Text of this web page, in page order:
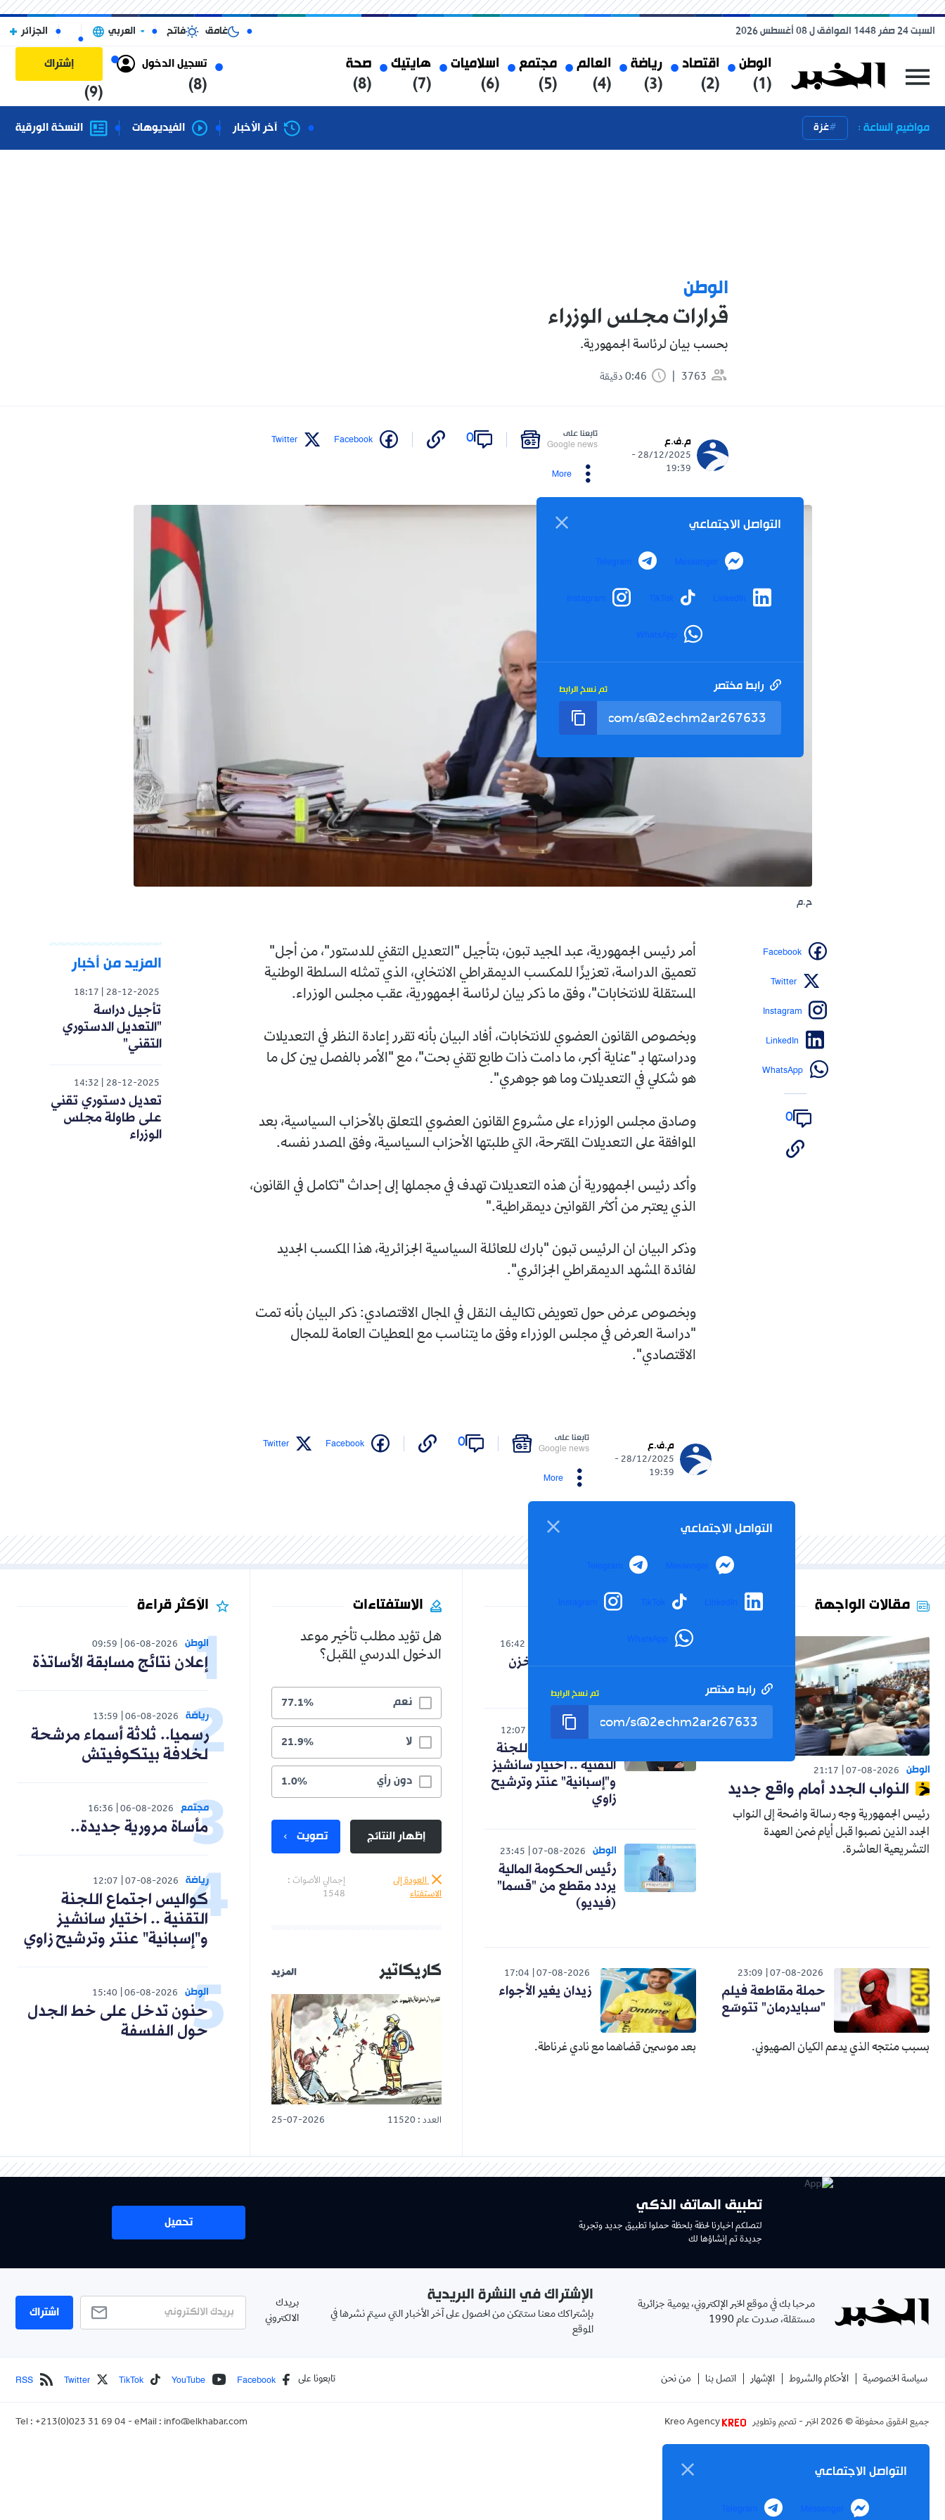
الوطن
(1)
اقتصاد
(2)
رياضة
(3)
العالم
(4)
مجتمع
(5)
اسلاميات
(6)
هايتيك
(7)
صحة
(8)
تسجيل الدخول
(8)
إشتراك
(9)
السبت 24 صفر 1448 الموافق ل 08 أغسطس 2026 غامق فاتح العربي الجزائر
مواضيع الساعة : غزة آخر الأخبار الفيديوهات النسخة الورقية
الوطن
قرارات مجلس الوزراء
بحسب بيان لرئاسة الجمهورية.
3763
م.ف.ع
28/12/2025 -
19:39
تابعنا على
Google news
0
Facebook
Twitter
More
التواصل الاجتماعي
Messenger
Telegram
LinkedIn
TikTok
Instagram
WhatsApp
رابط مختصر تم نسخ الرابط
ح.م
أمر رئيس الجمهورية، عبد المجيد تبون، بتأجيل "التعديل التقني للدستور"، من أجل"
تعميق الدراسة، تعزيزًا للمكسب الديمقراطي الانتخابي، الذي تمثله السلطة الوطنية
المستقلة للانتخابات"، وفق ما ذكر بيان لرئاسة الجمهورية، عقب مجلس الوزراء.
وبخصوص القانون العضوي للانتخابات، أفاد البيان بأنه تقرر إعادة النظر في التعديلات
ودراستها بـ "عناية أكبر، ما دامت ذات طابع تقني بحت"، مع "الأمر بالفصل بين كل ما
هو شكلي في التعديلات وما هو جوهري".
وصادق مجلس الوزراء على مشروع القانون العضوي المتعلق بالأحزاب السياسية، بعد
الموافقة على التعديلات المقترحة، التي طلبتها الأحزاب السياسية، وفق المصدر نفسه.
وأكد رئيس الجمهورية أن هذه التعديلات تهدف في مجملها إلى إحداث "تكامل في القانون،
الذي يعتبر من أكثر القوانين ديمقراطية."
وذكر البيان ان الرئيس تبون "بارك للعائلة السياسية الجزائرية، هذا المكسب الجديد
لفائدة المشهد الديمقراطي الجزائري".
وبخصوص عرض حول تعويض تكاليف النقل في المجال الاقتصادي: ذكر البيان بأنه تمت
"دراسة العرض في مجلس الوزراء وفق ما يتناسب مع المعطيات العامة للمجال
الاقتصادي".
Facebook
Twitter
Instagram
LinkedIn
WhatsApp
0
المزيد من أخبار
28-12-2025
18:17
تأجيل دراسة
"التعديل الدستوري
التقني"
28-12-2025
14:32
تعديل دستوري تقني
على طاولة مجلس
الوزراء
م.ف.ع
28/12/2025 -
19:39
تابعنا على
Google news
0
Facebook
Twitter
More
التواصل الاجتماعي
Messenger
Telegram
LinkedIn
TikTok
Instagram
WhatsApp
رابط مختصر تم نسخ الرابط
مقالات الواجهة
الوطن 07-08-2026
21:17
النواب الجدد أمام واقع جديد
رئيس الجمهورية وجه رسالة واضحة إلى النواب
الجدد الذين نصبوا قبل أيام ضمن العهدة
التشريعية العاشرة.
16:42
صدمة لنظام المخزن
رياضة 07-08-2026
12:07
كواليس اجتماع اللجنة
التقنية .. اختيار سانشيز
و"إسبانية" عنتر وترشيح
زاوي
الوطن 07-08-2026
23:45
رئيس الحكومة المالية
يردد مقطع من "قسما"
(فيديو)
07-08-2026
23:09
حملة مقاطعة فيلم
"سبايدرمان" تتوسّع
بسبب منتجه الذي يدعم الكيان الصهيوني.
07-08-2026
17:04
زيدان يغير الأجواء
بعد موسمين قضاهما مع نادي غرناطة.
الاستفتاءات
هل تؤيد مطلب تأخير موعد
الدخول المدرسي المقبل؟
نعم 77.1%
لا 21.9%
دون رأي 1.0%
إظهار النتائج تصويت
العودة إلى
الاستفتاء
إجمالي الأصوات :
1548
كاريكاتير المزيد
العدد : 11520 25-07-2026
الأكثر قراءة
الوطن 06-08-2026
09:59
إعلان نتائج مسابقة الأساتذة
رياضة 06-08-2026
13:59
رسميا.. ثلاثة أسماء مرشحة
لخلافة بيتكوفيتش
مجتمع 06-08-2026
16:36
مأساة مرورية جديدة..
رياضة 07-08-2026
12:07
كواليس اجتماع اللجنة
التقنية .. اختيار سانشيز
و"إسبانية" عنتر وترشيح زاوي
الوطن 06-08-2026
15:40
حنون تدخل على خط الجدل
حول الفلسفة
تطبيق الهاتف الذكي
لتصلكم اخبارنا لحظة بلحظة حملوا تطبيق جديد وتجربة
جديدة تم إنشاؤها لك
تحميل
مرحبا بك في موقع الخبر الإلكتروني، يومية جزائرية
مستقلة، صدرت عام 1990
الإشتراك في النشرة البريدية
بإشتراكك معنا ستتمكن من الحصول على آخر الأخبار التي سيتم نشرها في
الموقع
بريدك
الالكتروني
اشتراك
سياسة الخصوصية الأحكام والشروط الإشهار اتصل بنا من نحن تابعونا على Facebook
YouTube
TikTok
Twitter
RSS
جميع الحقوق محفوظة © 2026 الخبر - تصميم وتطوير Kreo Agency
Tel : +213(0)023 31 69 04 - eMail : info@elkhabar.com
التواصل الاجتماعي
Messenger
Telegram